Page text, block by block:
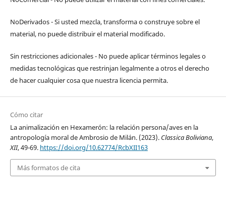
NoDerivados - Si usted mezcla, transforma o construye sobre el
material, no puede distribuir el material modificado.
Sin restricciones adicionales - No puede aplicar términos legales o
medidas tecnológicas que restrinjan legalmente a otros el derecho
de hacer cualquier cosa que nuestra licencia permita.
Cómo citar
La animalización en Hexamerón: la relación persona/aves en la
antropología moral de Ambrosio de Milán. (2023). Classica Boliviana,
XII, 49-69. https://doi.org/10.62774/RcbXII163
Más formatos de cita